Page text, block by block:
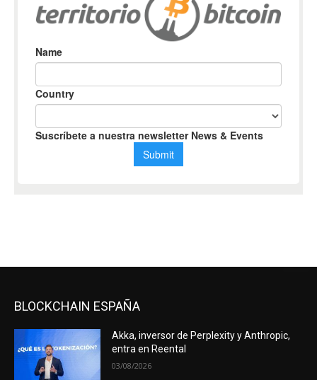
BLOCKCHAIN ESPAÑA
Akka, inversor de Perplexity y Anthropic,
entra en Reental
03/08/2026